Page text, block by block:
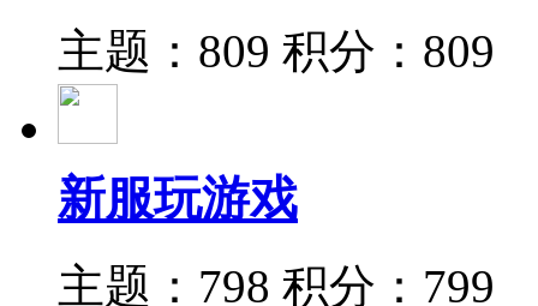
主题：809 积分：809
新服玩游戏
主题：798 积分：799